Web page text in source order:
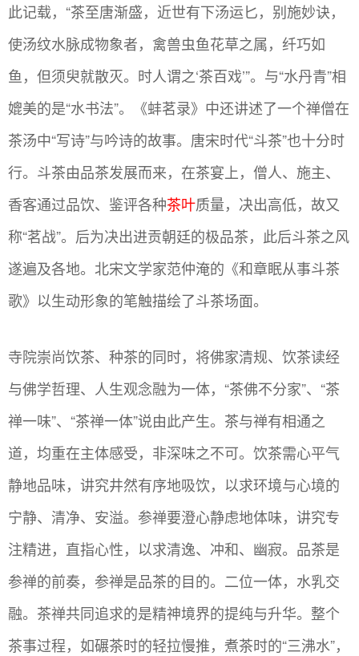
此记载，“茶至唐渐盛，近世有下汤运匕，别施妙诀，
使汤纹水脉成物象者，禽兽虫鱼花草之属，纤巧如
鱼，但须臾就散灭。时人谓之‘茶百戏’”。与“水丹青”相
媲美的是“水书法”。《蚌茗录》中还讲述了一个禅僧在
茶汤中“写诗”与吟诗的故事。唐宋时代“斗茶”也十分时
行。斗茶由品茶发展而来，在茶宴上，僧人、施主、
香客通过品饮、鉴评各种茶叶质量，决出高低，故又
称“茗战”。后为决出进贡朝廷的极品茶，此后斗茶之风
遂遍及各地。北宋文学家范仲淹的《和章眠从事斗茶
歌》以生动形象的笔触描绘了斗茶场面。
寺院崇尚饮茶、种茶的同时，将佛家清规、饮茶读经
与佛学哲理、人生观念融为一体，“茶佛不分家”、“茶
禅一味”、“茶禅一体”说由此产生。茶与禅有相通之
道，均重在主体感受，非深味之不可。饮茶需心平气
静地品味，讲究井然有序地吸饮，以求环境与心境的
宁静、清净、安溢。参禅要澄心静虑地体味，讲究专
注精进，直指心性，以求清逸、冲和、幽寂。品茶是
参禅的前奏，参禅是品茶的目的。二位一体，水乳交
融。茶禅共同追求的是精神境界的提纯与升华。整个
茶事过程，如碾茶时的轻拉慢推，煮茶时的“三沸水”，